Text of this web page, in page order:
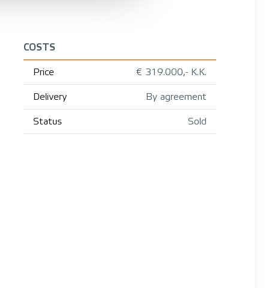
COSTS
Price € 319.000,- K.K.
Delivery By agreement
Status Sold